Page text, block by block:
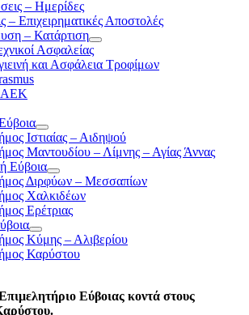
– Ημερίδες
– Επιχειρηματικές Αποστολές
– Κατάρτιση
Ασφαλείας
και Ασφάλεια Τροφίμων
Ιστιαίας – Αιδηψού
Μαντουδίου – Λίμνης – Αγίας Άννας
Εύβοια
Διρφύων – Μεσσαπίων
Χαλκιδέων
Ερέτριας
Κύμης – Αλιβερίου
Καρύστου
Εύβοιας κοντά στους